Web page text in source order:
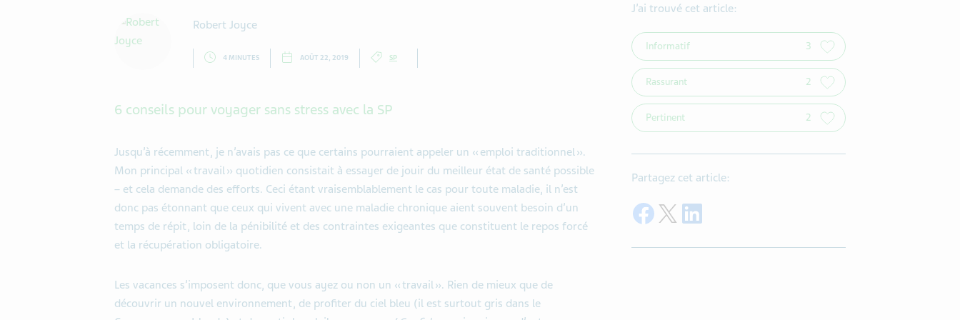
Robert Joyce
4 MINUTES AOÛT 22, 2019 SP
6 conseils pour voyager sans stress avec la SP
Jusqu’à récemment, je n’avais pas ce que certains pourraient appeler un « emploi traditionnel».
Mon principal «travail» quotidien consistait à essayer de jouir du meilleur état de santé possible
– et cela demande des efforts. Ceci étant vraisemblablement le cas pour toute maladie, il n’est
donc pas étonnant que ceux qui vivent avec une maladie chronique aient souvent besoin d’un
temps de répit, loin de la pénibilité et des contraintes exigeantes que constituent le repos forcé
et la récupération obligatoire.
Les vacances s’imposent donc, que vous ayez ou non un «travail». Rien de mieux que de
découvrir un nouvel environnement, de profiter du ciel bleu (il est surtout gris dans le
J’ai trouvé cet article:
Informatif 3
Rassurant 2
Pertinent 2
Partagez cet article:
Share on Facebook
Share on Twitter